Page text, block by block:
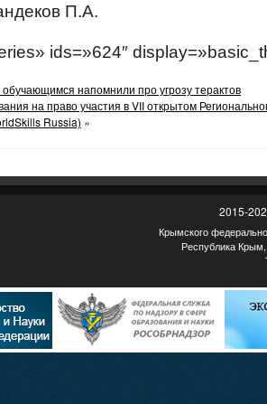
П.А.
ids=»624″
напомнили про угрозу терактов
на право участия в VII открытом
Russia) »
2015-
Крымского
Республика